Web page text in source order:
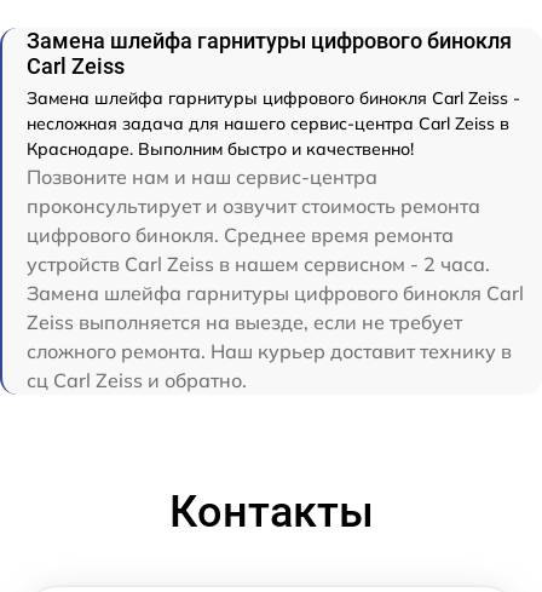
Замена шлейфа гарнитуры цифрового бинокля
Carl Zeiss
Замена шлейфа гарнитуры цифрового бинокля Carl Zeiss -
несложная задача для нашего сервис-центра Carl Zeiss в
Краснодаре. Выполним быстро и качественно!
Позвоните нам и наш сервис-центра
проконсультирует и озвучит стоимость ремонта
цифрового бинокля. Среднее время ремонта
устройств Carl Zeiss в нашем сервисном - 2 часа.
Замена шлейфа гарнитуры цифрового бинокля Carl
Zeiss выполняется на выезде, если не требует
сложного ремонта. Наш курьер доставит технику в
сц Carl Zeiss и обратно.
Контакты